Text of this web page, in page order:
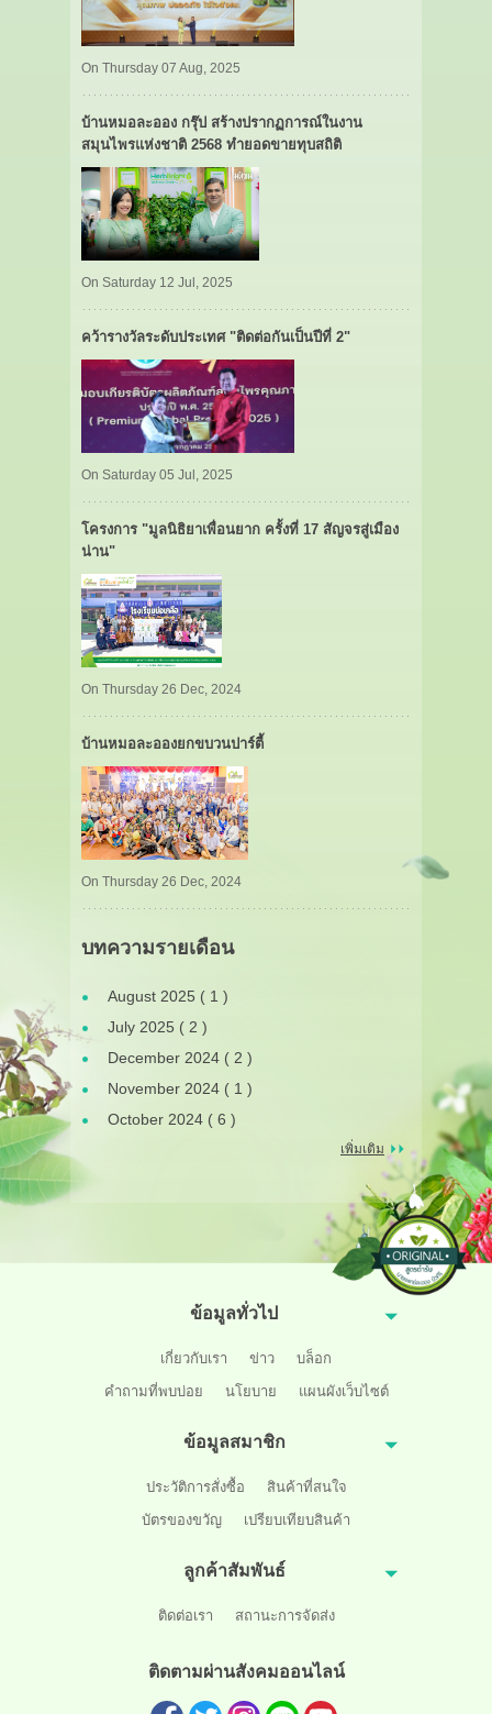
On Thursday 07 Aug, 2025
บ้านหมอละออง กรุ๊ป สร้างปรากฏการณ์ในงาน
สมุนไพรแห่งชาติ 2568 ทำยอดขายทุบสถิติ
On Saturday 12 Jul, 2025
คว้ารางวัลระดับประเทศ "ติดต่อกันเป็นปีที่ 2"
On Saturday 05 Jul, 2025
โครงการ "มูลนิธิยาเพื่อนยาก ครั้งที่ 17 สัญจรสู่เมือง
น่าน"
On Thursday 26 Dec, 2024
บ้านหมอละอองยกขบวนปาร์ตี้
On Thursday 26 Dec, 2024
บทความรายเดือน
August 2025 ( 1 )
July 2025 ( 2 )
December 2024 ( 2 )
November 2024 ( 1 )
October 2024 ( 6 )
เพิ่มเติม
ข้อมูลทั่วไป
เกี่ยวกับเรา ข่าว
บล็อก
คำถามที่พบบ่อย
นโยบาย แผนผังเว็บไซต์
ข้อมูลสมาชิก
ประวัติการสั่งซื้อ
สินค้าที่สนใจ
บัตรของขวัญ
เปรียบเทียบสินค้า
ลูกค้าสัมพันธ์
ติดต่อเรา สถานะการจัดส่ง
ติดตามผ่านสังคมออนไลน์